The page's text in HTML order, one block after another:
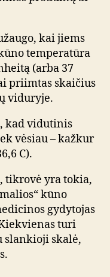
kai jiems
temperatūra
(arba 37
priimtas skaičius
viduryje.
kad vidutinis
vėsiau – kažkur
C).
tikrovė yra tokia,
kūno
gydytojas
turi
slankioji skalė,